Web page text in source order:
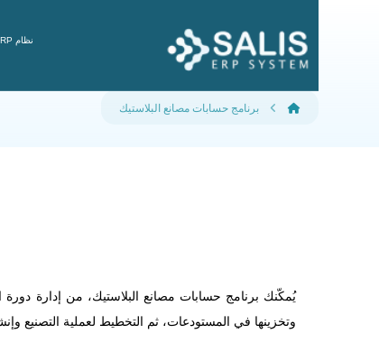
نظام ERP سلس
برنامج حسابات مصانع البلاستيك
يُمكّنك برنامج حسابات مصانع البلاستيك، من إدارة دورة
وتخزينها في المستودعات، ثم التخطيط لعملية التصنيع